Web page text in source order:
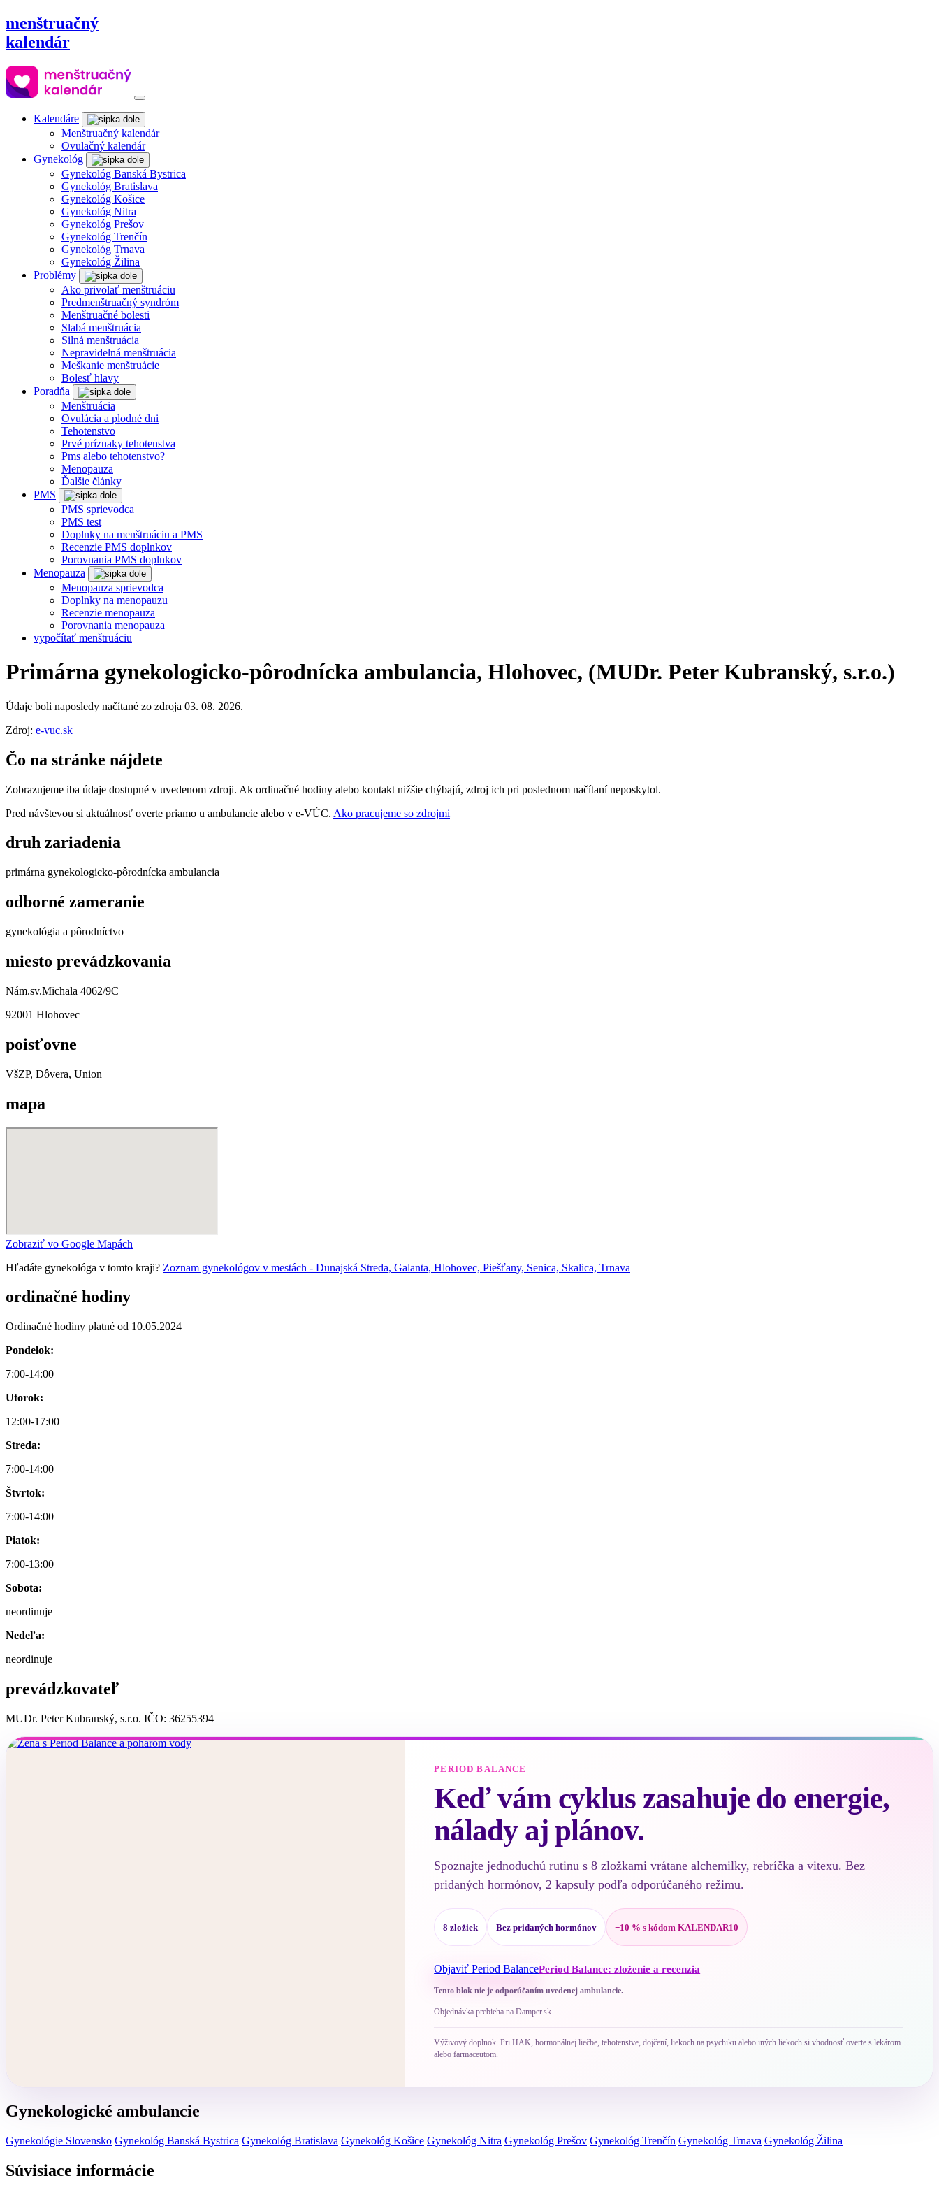
menštruačný
kalendár
Kalendáre
Menštruačný kalendár
Ovulačný kalendár
Gynekológ
Gynekológ Banská Bystrica
Gynekológ Bratislava
Gynekológ Košice
Gynekológ Nitra
Gynekológ Prešov
Gynekológ Trenčín
Gynekológ Trnava
Gynekológ Žilina
Problémy
Ako privolať menštruáciu
Predmenštruačný syndróm
Menštruačné bolesti
Slabá menštruácia
Silná menštruácia
Nepravidelná menštruácia
Meškanie menštruácie
Bolesť hlavy
Poradňa
Menštruácia
Ovulácia a plodné dni
Tehotenstvo
Prvé príznaky tehotenstva
Pms alebo tehotenstvo?
Menopauza
Ďalšie články
PMS
PMS sprievodca
PMS test
Doplnky na menštruáciu a PMS
Recenzie PMS doplnkov
Porovnania PMS doplnkov
Menopauza
Menopauza sprievodca
Doplnky na menopauzu
Recenzie menopauza
Porovnania menopauza
vypočítať menštruáciu
Primárna gynekologicko-pôrodnícka ambulancia, Hlohovec, (MUDr. Peter Kubranský, s.r.o.)
Údaje boli naposledy načítané zo zdroja 03. 08. 2026.
Zdroj: e-vuc.sk
Čo na stránke nájdete
Zobrazujeme iba údaje dostupné v uvedenom zdroji. Ak ordinačné hodiny alebo kontakt nižšie chýbajú, zdroj ich pri poslednom načítaní neposkytol.
Pred návštevou si aktuálnosť overte priamo u ambulancie alebo v e‑VÚC. Ako pracujeme so zdrojmi
druh zariadenia
primárna gynekologicko-pôrodnícka ambulancia
odborné zameranie
gynekológia a pôrodníctvo
miesto prevádzkovania
Nám.sv.Michala 4062/9C
92001 Hlohovec
poisťovne
VšZP, Dôvera, Union
mapa
Zobraziť vo Google Mapách
Hľadáte gynekológa v tomto kraji? Zoznam gynekológov v mestách - Dunajská Streda, Galanta, Hlohovec, Piešťany, Senica, Skalica, Trnava
ordinačné hodiny
Ordinačné hodiny platné od 10.05.2024
Pondelok:
7:00-14:00
Utorok:
12:00-17:00
Streda:
7:00-14:00
Štvrtok:
7:00-14:00
Piatok:
7:00-13:00
Sobota:
neordinuje
Nedeľa:
neordinuje
prevádzkovateľ
MUDr. Peter Kubranský, s.r.o. IČO: 36255394
PERIOD BALANCE
Keď vám cyklus zasahuje do energie,
nálady aj plánov.
Spoznajte jednoduchú rutinu s 8 zložkami vrátane alchemilky, rebríčka a vitexu. Bez
pridaných hormónov, 2 kapsuly podľa odporúčaného režimu.
8 zložiek Bez pridaných hormónov −10 % s kódom KALENDAR10
Objaviť Period BalancePeriod Balance: zloženie a recenzia
Tento blok nie je odporúčaním uvedenej ambulancie.
Objednávka prebieha na Damper.sk.
Výživový doplnok. Pri HAK, hormonálnej liečbe, tehotenstve, dojčení, liekoch na psychiku alebo iných liekoch si vhodnosť overte s lekárom
alebo farmaceutom.
Gynekologické ambulancie
Gynekológie Slovensko Gynekológ Banská Bystrica Gynekológ Bratislava Gynekológ Košice Gynekológ Nitra Gynekológ Prešov Gynekológ Trenčín Gynekológ Trnava Gynekológ Žilina
Súvisiace informácie